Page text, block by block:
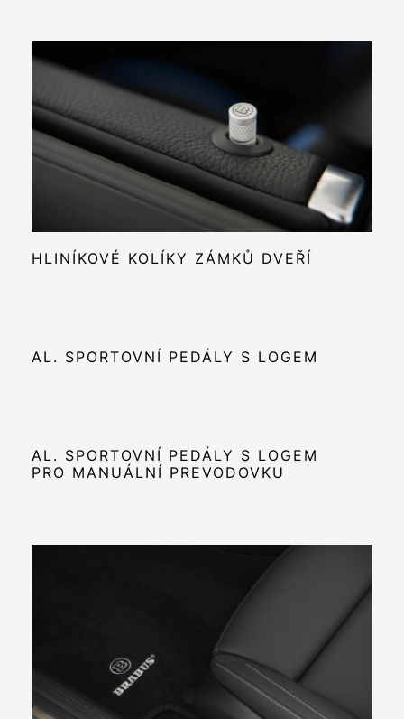
HLINÍKOVÉ KOLÍKY ZÁMKŮ DVEŘÍ
AL. SPORTOVNÍ PEDÁLY S LOGEM
AL. SPORTOVNÍ PEDÁLY S LOGEM
PRO MANUÁLNÍ PREVODOVKU